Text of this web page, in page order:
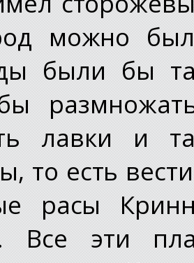
можно
были бы
лавки и
то есть
расы
Все эти